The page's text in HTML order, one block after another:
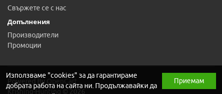
Свържете се с нас
Допълнения
Производители
Промоции
Powered By
OpenCart
Kfishing-Hunting © 2026
Приемам
Използваме "cookies" за да гарантираме
добрата работа на сайта ни. Продължавайки да